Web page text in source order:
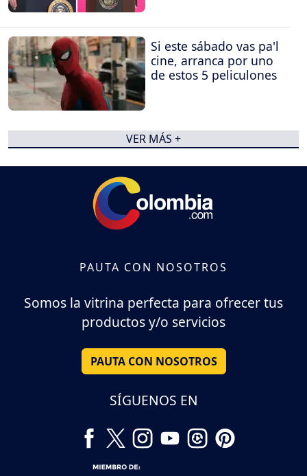
Si este sábado vas pa'l
cine, arranca por uno
de estos 5 peliculones
VER MÁS +
PAUTA CON NOSOTROS
Somos la vitrina perfecta para ofrecer tus
productos y/o servicios
PAUTA CON NOSOTROS
SÍGUENOS EN